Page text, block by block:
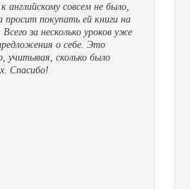
английскому совсем не было,
просит покупать ей книги на
за несколько уроков уже
о себе. Это
учитывая, сколько было
Спасибо!